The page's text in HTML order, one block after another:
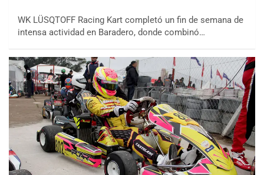
WK LÜSQTOFF Racing Kart completó un fin de semana de
intensa actividad en Baradero, donde combinó…